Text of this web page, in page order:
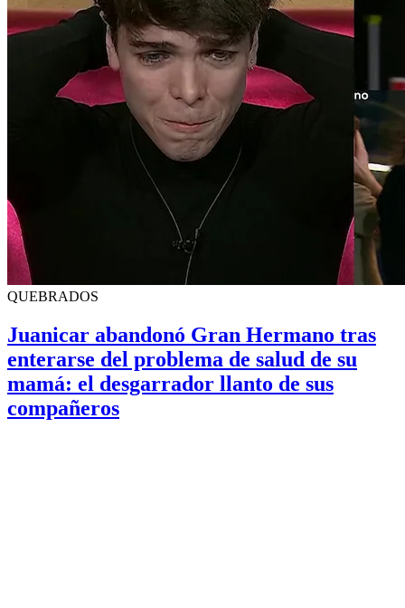
QUEBRADOS
Juanicar abandonó Gran Hermano tras
enterarse del problema de salud de su
mamá: el desgarrador llanto de sus
compañeros